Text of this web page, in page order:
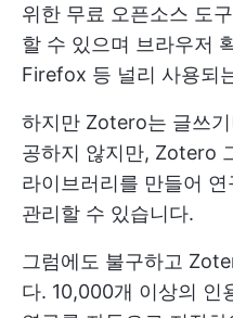
위한 무료 오픈소스 도
할 수 있으며 브라우저
Firefox 등 널리 사용되
하지만 Zotero는 글쓰
공하지 않지만, Zotero
라이브러리를 만들어
관리할 수 있습니다.
그럼에도 불구하고
다. 10,000개 이상의 인